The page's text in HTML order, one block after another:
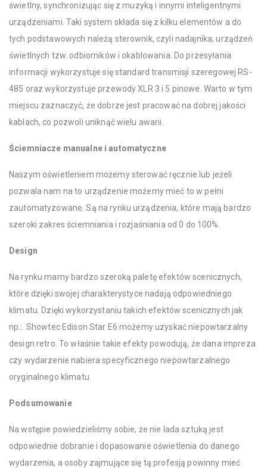
świetlny, synchronizując się z muzyką i innymi inteligentnymi
urządzeniami. Taki system składa się z kilku elementów a do
tych podstawowych należą sterownik, czyli nadajnika, urządzeń
świetlnych tzw. odbiorników i okablowania. Do przesyłania
informacji wykorzystuje się standard transmisji szeregowej RS-
485 oraz wykorzystuje przewody XLR 3 i 5 pinowe. Warto w tym
miejscu zaznaczyć, że dobrze jest pracować na dobrej jakości
kablach, co pozwoli uniknąć wielu awarii.
Ściemniacze manualne i automatyczne
Naszym oświetleniem możemy sterować ręcznie lub jeżeli
pozwala nam na to urządzenie możemy mieć to w pełni
zautomatyzowane. Są na rynku urządzenia, które mają bardzo
szeroki zakres ściemniania i rozjaśniania od 0 do 100%.
Design
Na rynku mamy bardzo szeroką paletę efektów scenicznych,
które dzięki swojej charakterystyce nadają odpowiedniego
klimatu. Dzięki wykorzystaniu takich efektów scenicznych jak
np.: Showtec Edison Star E6 możemy uzyskać niepowtarzalny
design retro. To właśnie takie efekty powodują, że dana impreza
czy wydarzenie nabiera specyficznego niepowtarzalnego
oryginalnego klimatu.
Podsumowanie
Na wstępie powiedzieliśmy sobie, że nie lada sztuką jest
odpowiednie dobranie i dopasowanie oświetlenia do danego
wydarzenia, a osoby zajmujące się tą profesją powinny mieć